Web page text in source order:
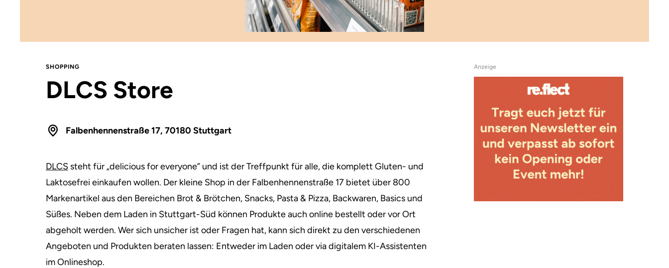
SHOPPING
DLCS Store
Falbenhennenstraße 17, 70180 Stuttgart
DLCS steht für „delicious for everyone” und ist der Treffpunkt für alle, die komplett Gluten- und
Laktosefrei einkaufen wollen. Der kleine Shop in der Falbenhennenstraße 17 bietet über 800
Markenartikel aus den Bereichen Brot & Brötchen, Snacks, Pasta & Pizza, Backwaren, Basics und
Süßes. Neben dem Laden in Stuttgart-Süd können Produkte auch online bestellt oder vor Ort
abgeholt werden. Wer sich unsicher ist oder Fragen hat, kann sich direkt zu den verschiedenen
Angeboten und Produkten beraten lassen: Entweder im Laden oder via digitalem KI-Assistenten
im Onlineshop.
Anzeige